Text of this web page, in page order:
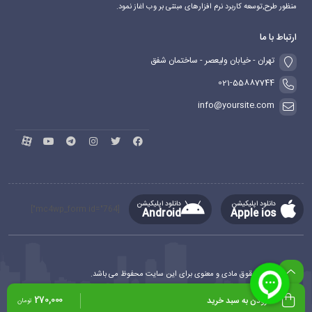
نوع رابط:Lightning
طول کابل:1متر
افزودن به سبد خرید 270,000 تومان
منظور طرح,توسعه کاربرد نرم افزارهای مبتنی بر وب اغاز نمود.
ارتباط با ما
تهران - خیابان ولیعصر - ساختمان شفق
021-55887744
info@yoursite.com
دانلود اپلیکیشن
Apple ios
دانلود اپلیکیشن
Android
کلیه حقوق مادی و معنوی برای این سایت محفوظ می باشد.